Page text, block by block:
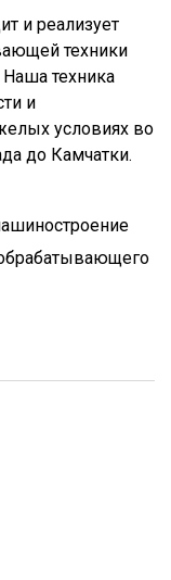
и реализует
техники
техника
и
условиях во
до Камчатки.